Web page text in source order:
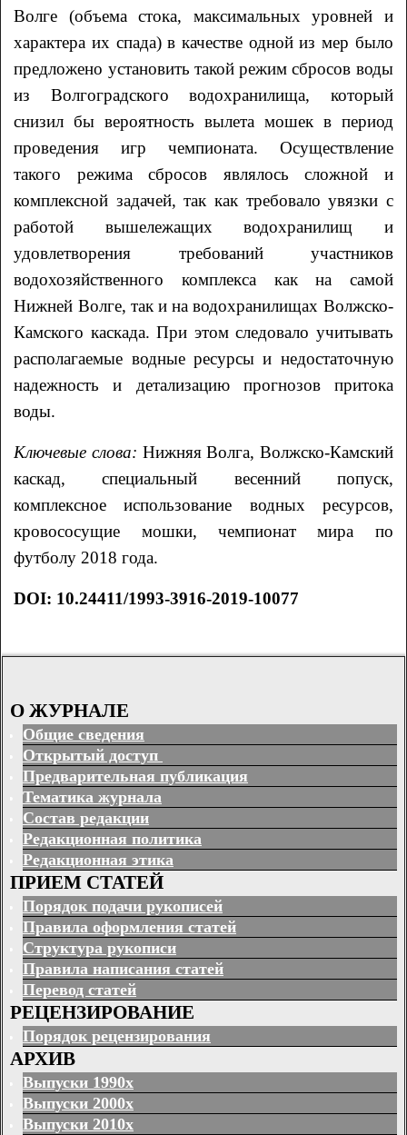
Волге (объема стока, максимальных уровней и
характера их спада) в качестве одной из мер было
предложено установить такой режим сбросов воды
из Волгоградского водохранилища, который
снизил бы вероятность вылета мошек в период
проведения игр чемпионата. Осуществление
такого режима сбросов являлось сложной и
комплексной задачей, так как требовало увязки с
работой вышележащих водохранилищ и
удовлетворения требований участников
водохозяйственного комплекса как на самой
Нижней Волге, так и на водохранилищах Волжско-
Камского каскада. При этом следовало учитывать
располагаемые водные ресурсы и недостаточную
надежность и детализацию прогнозов притока
воды.
Ключевые слова: Нижняя Волга, Волжско-Камский
каскад, специальный весенний попуск,
комплексное использование водных ресурсов,
кровососущие мошки, чемпионат мира по
футболу 2018 года.
DOI: 10.24411/1993-3916-2019-10077
О ЖУРНАЛЕ
Общие сведения
Открытый доступ
Предварительная публикация
Тематика журнала
Состав редакции
Редакционная политика
Редакционная этика
ПРИЕМ СТАТЕЙ
Порядок подачи рукописей
Правила оформления статей
Структура рукописи
Правила написания статей
Перевод статей
РЕЦЕНЗИРОВАНИЕ
Порядок рецензирования
АРХИВ
Выпуски 1990х
Выпуски 2000х
Выпуски 2010х